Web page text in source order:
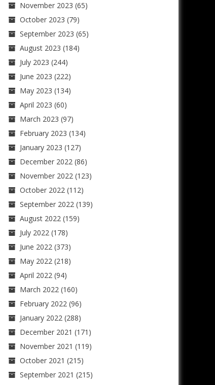
November 2023 (65)
October 2023 (79)
September 2023 (65)
August 2023 (184)
July 2023 (244)
June 2023 (222)
May 2023 (134)
April 2023 (60)
March 2023 (97)
February 2023 (134)
January 2023 (127)
December 2022(86)
November 2022(123)
October 2022(112)
September 2022(139)
August 2022(159)
July 2022(178)
June 2022(373)
May 2022(218)
April 2022(94)
March 2022(160)
February 2022(96)
January 2022(288)
December 2021 (171)
November 2021 (119)
October 2021 (215)
September 2021 (215)